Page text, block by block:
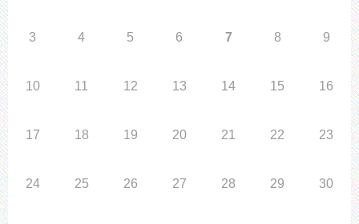
3 4 5 6 7 8 9
10 11 12 13 14 15 16
17 18 19 20 21 22 23
24 25 26 27 28 29 30